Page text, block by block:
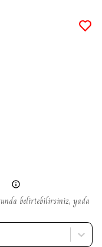
belirtebilirsiniz, yada